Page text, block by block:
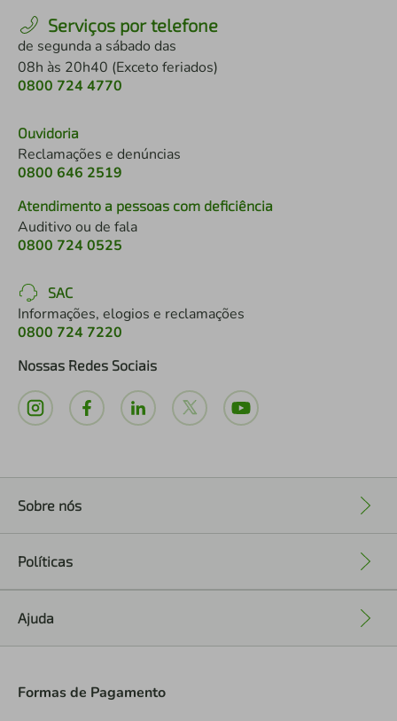
Serviços por telefone
de segunda a sábado das
08h às 20h40 (Exceto feriados)
0800 724 4770
Ouvidoria
Reclamações e denúncias
0800 646 2519
Atendimento a pessoas com deficiência
Auditivo ou de fala
0800 724 0525
SAC
Informações, elogios e reclamações
0800 724 7220
Nossas Redes Sociais
Sobre nós
Políticas
Ajuda
Formas de Pagamento